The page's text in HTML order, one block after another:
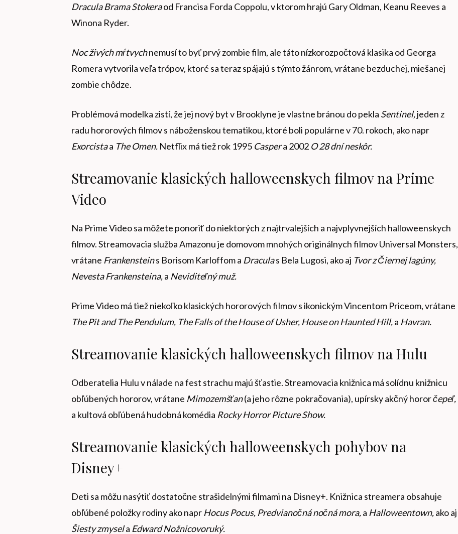
Dracula Brama Stokeraod Francisa Forda Coppolu, v ktorom hrajú Gary Oldman, Keanu Reeves a
Winona Ryder.
Noc živých mŕtvychnemusí to byť prvý zombie film, ale táto nízkorozpočtová klasika od Georga
Romera vytvorila veľa trópov, ktoré sa teraz spájajú s týmto žánrom, vrátane bezduchej, miešanej
zombie chôdze.
Problémová modelka zistí, že jej nový byt v Brooklyne je vlastne bránou do pekla Sentinel,jeden z
radu hororových filmov s náboženskou tematikou, ktoré boli populárne v 70. rokoch, ako napr
Exorcistaa The Omen. Netflix má tiež rok 1995 Caspera 2002 O 28 dní neskôr.
Streamovanie klasických halloweenskych filmov na Prime
Video
Na Prime Video sa môžete ponoriť do niektorých z najtrvalejších a najvplyvnejších halloweenskych
filmov. Streamovacia služba Amazonu je domovom mnohých originálnych filmov Universal Monsters,
vrátane Frankensteins Borisom Karloffom a Draculas Bela Lugosi, ako aj Tvor z Čiernej lagúny,
Nevesta Frankensteina,a Neviditeľný muž.
Prime Video má tiež niekoľko klasických hororových filmov s ikonickým Vincentom Priceom, vrátane
The Pit and The Pendulum, The Falls of the House of Usher, House on Haunted Hill,a Havran.
Streamovanie klasických halloweenskych filmov na Hulu
Odberatelia Hulu v nálade na fest strachu majú šťastie. Streamovacia knižnica má solídnu knižnicu
obľúbených hororov, vrátane Mimozemšťan(a jeho rôzne pokračovania), upírsky akčný hororčepeľ,
a kultová obľúbená hudobná komédia Rocky Horror Picture Show.
Streamovanie klasických halloweenskych pohybov na
Disney+
Deti sa môžu nasýtiť dostatočne strašidelnými filmami na Disney+. Knižnica streamera obsahuje
obľúbené položky rodiny ako napr Hocus Pocus, Predvianočná nočná mora,a Halloweentown,ako aj
Šiesty zmysela Edward Nožnicovoruký.